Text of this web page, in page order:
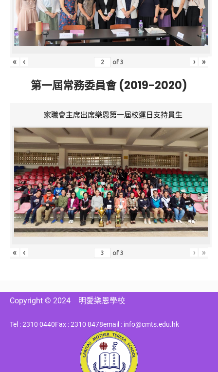
« ‹ of3 › »
第一屆常務委員會 (2019-2020)
家職會主席出席樂恩第一屆校運日支持員生
« ‹ of3 › »
Copyright © 2024 明愛樂恩學校
Tel : 2310 0440Fax : 2310 8478email : info@cmts.edu.hk